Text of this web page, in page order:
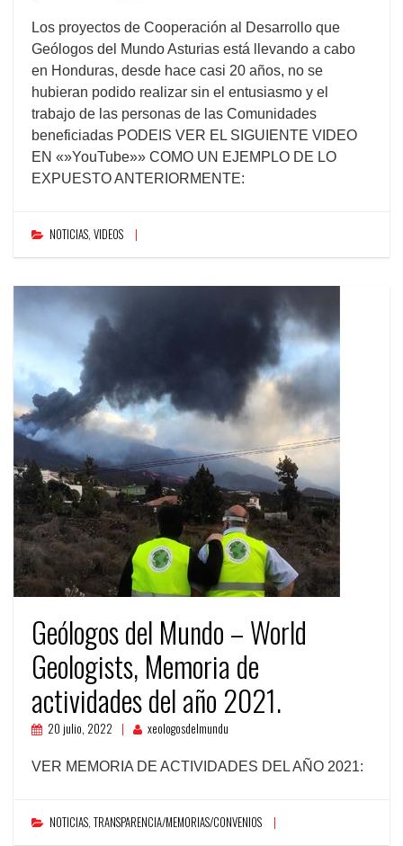
Los proyectos de Cooperación al Desarrollo que
Geólogos del Mundo Asturias está llevando a cabo
en Honduras, desde hace casi 20 años, no se
hubieran podido realizar sin el entusiasmo y el
trabajo de las personas de las Comunidades
beneficiadas PODEIS VER EL SIGUIENTE VIDEO
EN «»YouTube»» COMO UN EJEMPLO DE LO
EXPUESTO ANTERIORMENTE:
NOTICIAS, VIDEOS
Geólogos del Mundo – World
Geologists, Memoria de
actividades del año 2021.
20 julio, 2022 xeologosdelmundu
VER MEMORIA DE ACTIVIDADES DEL AÑO 2021:
NOTICIAS, TRANSPARENCIA/MEMORIAS/CONVENIOS